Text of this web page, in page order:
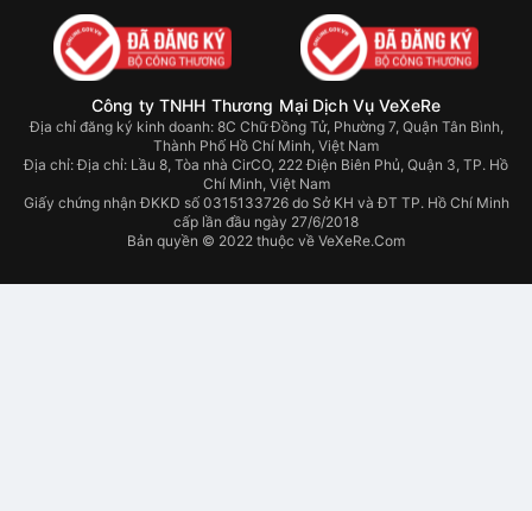
Công ty TNHH Thương Mại Dịch Vụ VeXeRe
Địa chỉ đăng ký kinh doanh: 8C Chữ Đồng Tử, Phường 7, Quận Tân Bình,
Thành Phố Hồ Chí Minh, Việt Nam
Địa chỉ:Địa chỉ: Lầu 8, Tòa nhà CirCO, 222 Điện Biên Phủ, Quận 3, TP. Hồ
Chí Minh, Việt Nam
Giấy chứng nhận ĐKKD số 0315133726 do Sở KH và ĐT TP. Hồ Chí Minh
cấp lần đầu ngày 27/6/2018
Bản quyền © 2022 thuộc về VeXeRe.Com